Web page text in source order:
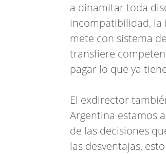
a dinamitar toda
incompatibilidad, la
mete con sistema
transfiere
pagar lo que ya
El exdirector
Argentina estamos
de las decisiones
las desventajas,